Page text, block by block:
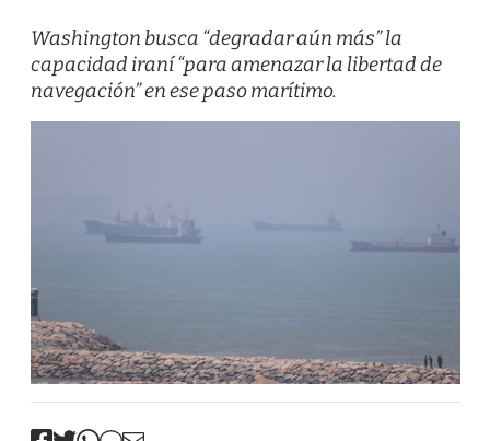
Washington busca “degradar aún más” la
capacidad iraní “para amenazar la libertad de
navegación” en ese paso marítimo.